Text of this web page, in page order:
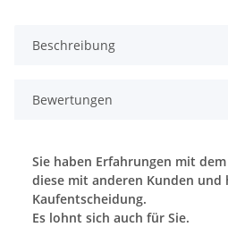
Beschreibung
Bewertungen
Sie haben Erfahrungen mit
diese mit anderen Kunden
Kaufentscheidung.
Es lohnt sich auch für Sie.